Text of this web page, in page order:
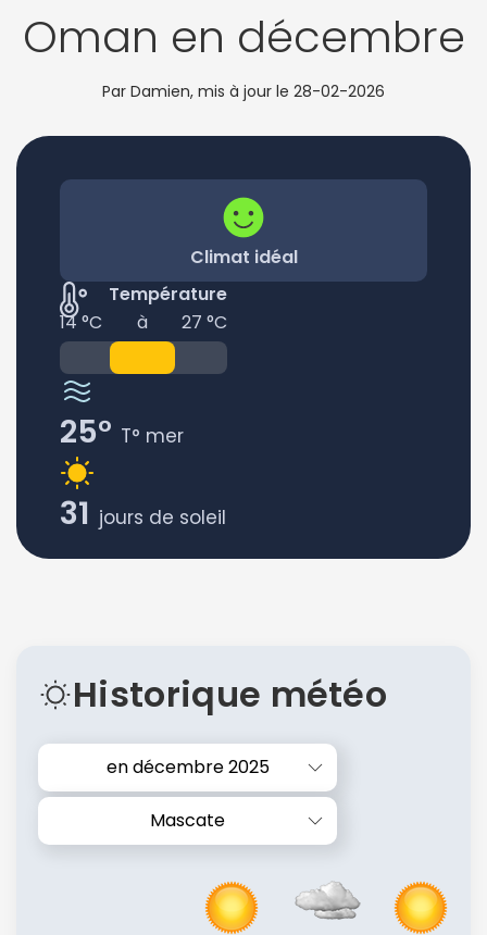
Oman en décembre
Par Damien, mis à jour le 28-02-2026
Climat idéal
Température
14 °C
à 27 °C
25° T° mer
31 jours de soleil
Historique météo
en décembre 2025
Mascate